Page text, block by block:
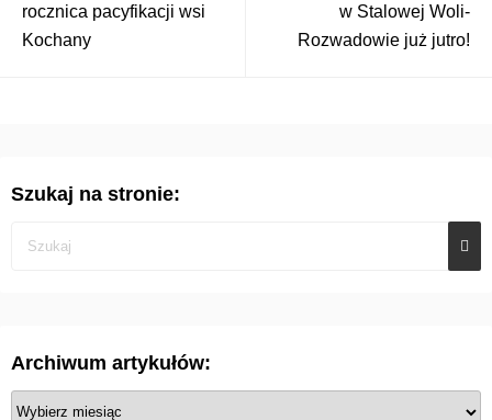
rocznica pacyfikacji wsi
Kochany
w Stalowej Woli-
Rozwadowie już jutro!
Szukaj na stronie:
Archiwum artykułów:
A